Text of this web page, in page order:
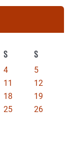
S S
4
5
11
12
18
19
25
26